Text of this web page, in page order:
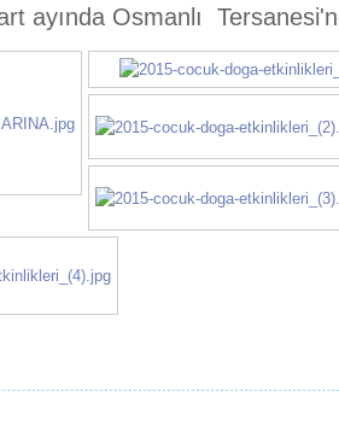
ayında Osmanlı